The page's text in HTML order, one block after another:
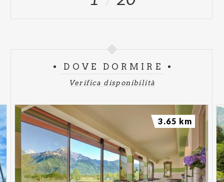
DOVE DORMIRE
Verifica disponibilità
3.65 km